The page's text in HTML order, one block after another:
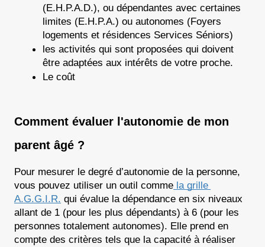
(E.H.P.A.D.), ou dépendantes avec certaines
limites (E.H.P.A.) ou autonomes (Foyers
logements et résidences Services Séniors)
les activités qui sont proposées qui doivent
être adaptées aux intérêts de votre proche.
Le coût
Comment évaluer l'autonomie de mon
parent âgé ?
Pour mesurer le degré d’autonomie de la personne,
vous pouvez utiliser un outil comme la grille
A.G.G.I.R. qui évalue la dépendance en six niveaux
allant de 1 (pour les plus dépendants) à 6 (pour les
personnes totalement autonomes). Elle prend en
compte des critères tels que la capacité à réaliser